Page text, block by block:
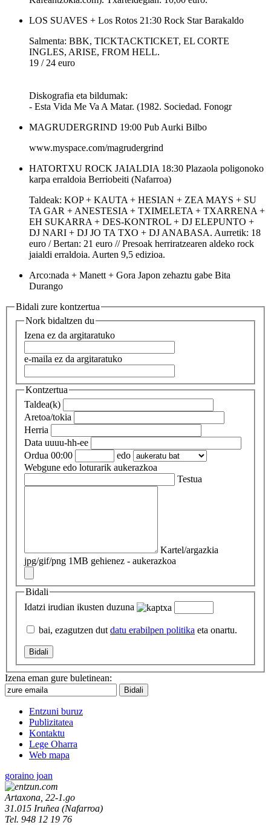
LOS SUAVES + Los Rotos 21:30 Rock Star Barakaldo
Salmenta: BBK, TICKTACKTICKET, EL CORTE
INGLES, ARISE, FROM HELL.
19 / 24 euro
Diskografia eta bildumak:
- Esta Vida Me Va A Matar. (1982. Sociedad. Fonogr
MAGRUDERGRIND 19:00 Pub Aurki Bilbo
www.myspace.com/magrudergrind
HATORTXU ROCK JAIALDIA 18:30 Plazaola poligonoko
karpa erraldoia Berriobeiti (Nafarroa)
Taldeak: KOP + KAUTA + HESIAN + ZEA MAYS + SU
TA GAR + ANESTESIA + TXIMELETA + TXARRENA +
EH SUKARRA + DES-KONTROL + DJ ELEPUNTO +
DJ NARI + DJ JO TA TXO + DJ ANABASA. Aurretik: 18
euro / Bertan: 21 euro // Presoak herriratzearen aldeko rock
jaialdi erraldoia. Aurten 9,5 edizioa.
Arco:nada + Manett + Gora Japon zehaztu gabe Bita
Durango
Bidali zure kontzertua
Nork bidaltzen du
Izena ez da argitaratuko
e-maila ez da argitaratuko
Kontzertua
Taldea(k)
Aretoa/tokia
Herria
Data uuuu-hh-ee
Ordua 00:00
edo
Webgune edo loturarik aukerazkoa
Testua
Kartel/argazkia
jpg/gif/png 1MB gehienez - aukerazkoa
Bidali
Idatzi irudian ikusten duzuna
bai, ezagutzen dut datu erabilpen politika eta onartu.
Izena eman gure buletinean:
Entzuni buruz
Publizitatea
Kontaktu
Lege Oharra
Web mapa
goraino joan
Artaxona, 22-1.go
31.015 Iruñea (Nafarroa)
Tel. 948 12 19 76